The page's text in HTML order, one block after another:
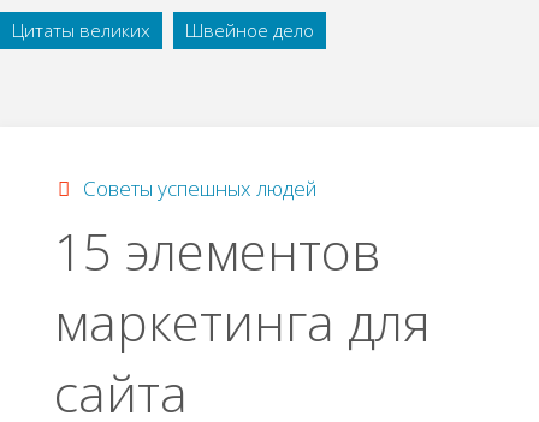
Цитаты великих
Швейное дело
Советы успешных людей
15 элементов
маркетинга для
сайта